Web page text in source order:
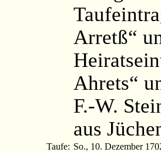
Arretß“
Ahrets“
F.-W.
aus
Taufe: So., 10. Dezember